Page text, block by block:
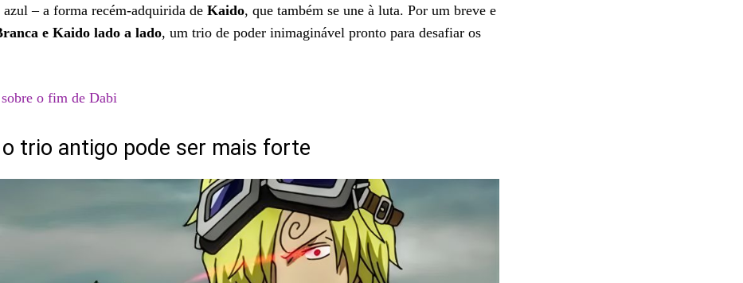
– a forma recém-adquirida de Kaido, que também se une à luta. Por um breve e
e Kaido lado a lado, um trio de poder inimaginável pronto para desafiar os
o fim de Dabi
trio antigo pode ser mais forte